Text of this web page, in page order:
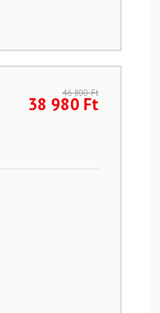
46 800Ft
38 980 Ft